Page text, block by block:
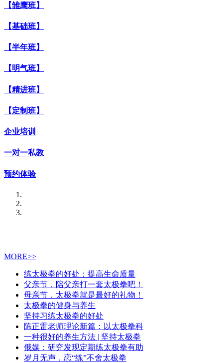
【雏鹰班】
【基础班】
【半年班】
【明气班】
【精进班】
【定制班】
企业培训
一对一私教
预约体验
MORE>>
练太极拳的好处：提高生命质量
父亲节，陪父亲打一套太极拳吧！
母亲节，太极拳就是最好的礼物！
太极拳的健身与养生
坚持习练太极拳的好处
陈正雷老师理论新篇：以太极拳科
一种很好的养生方法 | 坚持太极拳
俄媒：研究发现定期练太极拳有助
岁月无声，恋“练”不舍太极拳